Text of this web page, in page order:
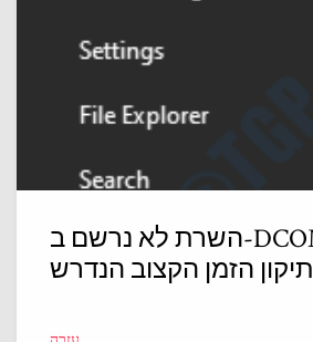
השרת לא נרשם ב-DCOM בתוך
תיקון הזמן הקצוב הנדרש